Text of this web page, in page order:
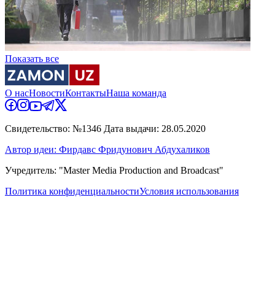
Показать все
О насНовостиКонтактыНаша команда
Свидетельство: №1346 Дата выдачи: 28.05.2020
Автор идеи: Фирдавс Фридунович Абдухаликов
Учредитель: "Master Media Production and Broadcast"
Политика конфиденциальностиУсловия использования